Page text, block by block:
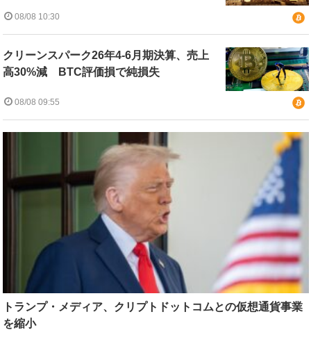
08/08 10:30
クリーンスパーク26年4-6月期決算、売上
高30%減 BTC評価損で純損失
08/08 09:55
トランプ・メディア、クリプトドットコムとの仮想通貨事業
を縮小